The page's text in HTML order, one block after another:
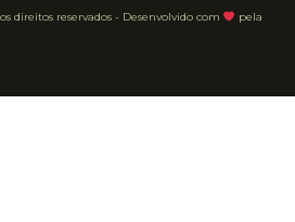
direitos reservados - Desenvolvido com pela